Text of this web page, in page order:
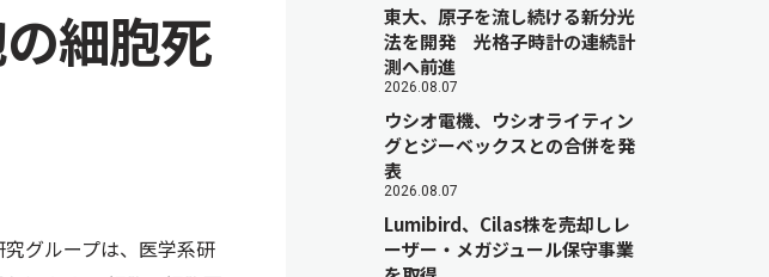
細胞死
グループは、医学系研
東大、原子を流し続ける新分光
法を開発 光格子時計の連続計
測へ前進
2026.08.07
ウシオ電機、ウシオライティン
グとジーベックスとの合併を発
表
2026.08.07
Lumibird、Cilas株を売却しレ
ーザー・メガジュール保守事業